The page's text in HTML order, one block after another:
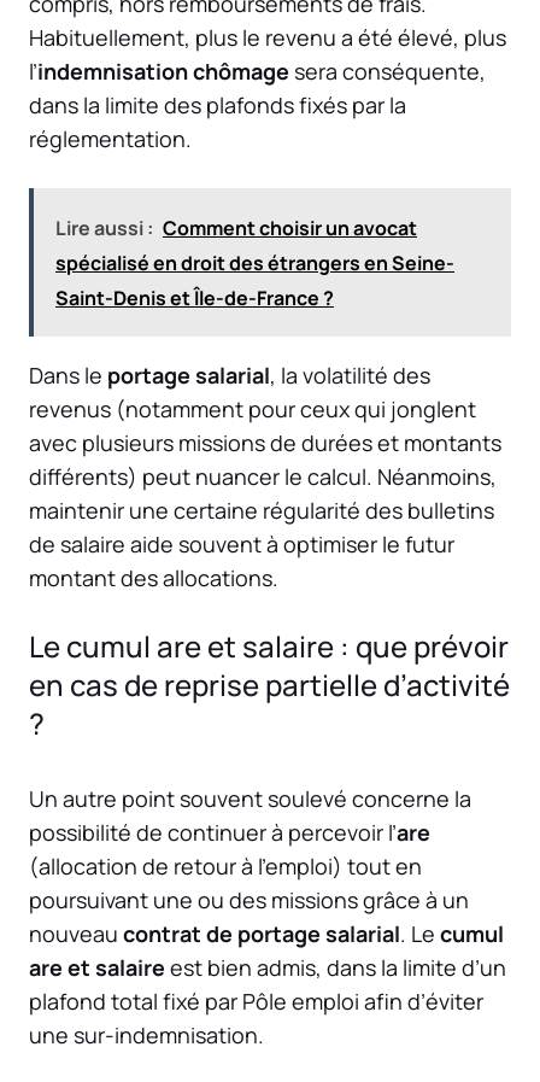
Habituellement, plus le revenu a été élevé, plus
l’indemnisation chômage sera conséquente,
dans la limite des plafonds fixés par la
réglementation.
Lire aussi : Comment choisir un avocat
spécialisé en droit des étrangers en Seine-
Saint-Denis et Île-de-France ?
Dans le portage salarial, la volatilité des
revenus (notamment pour ceux qui jonglent
avec plusieurs missions de durées et montants
différents) peut nuancer le calcul. Néanmoins,
maintenir une certaine régularité des bulletins
de salaire aide souvent à optimiser le futur
montant des allocations.
Le cumul are et salaire : que prévoir
en cas de reprise partielle d’activité
?
Un autre point souvent soulevé concerne la
possibilité de continuer à percevoir l’are
(allocation de retour à l’emploi) tout en
poursuivant une ou des missions grâce à un
nouveau contrat de portage salarial. Le cumul
are et salaire est bien admis, dans la limite d’un
plafond total fixé par Pôle emploi afin d’éviter
une sur-indemnisation.